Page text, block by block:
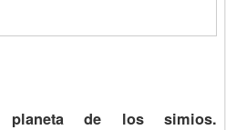
de los simios.